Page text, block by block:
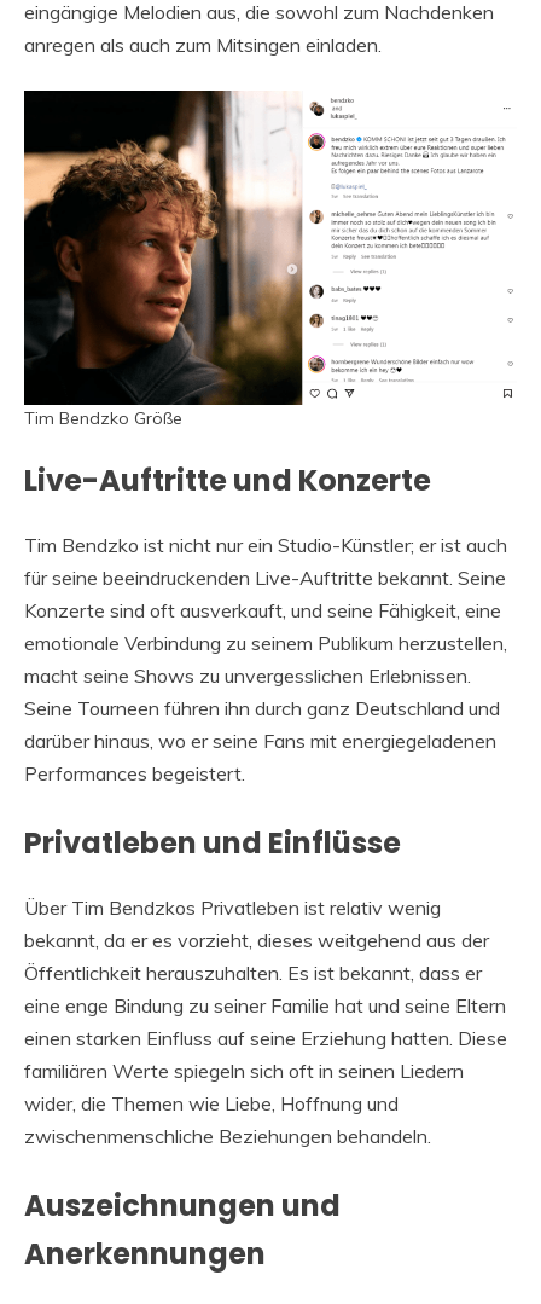
eingängige Melodien aus, die sowohl zum Nachdenken
anregen als auch zum Mitsingen einladen.
Tim Bendzko Größe
Live-Auftritte und Konzerte
Tim Bendzko ist nicht nur ein Studio-Künstler; er ist auch
für seine beeindruckenden Live-Auftritte bekannt. Seine
Konzerte sind oft ausverkauft, und seine Fähigkeit, eine
emotionale Verbindung zu seinem Publikum herzustellen,
macht seine Shows zu unvergesslichen Erlebnissen.
Seine Tourneen führen ihn durch ganz Deutschland und
darüber hinaus, wo er seine Fans mit energiegeladenen
Performances begeistert.
Privatleben und Einflüsse
Über Tim Bendzkos Privatleben ist relativ wenig
bekannt, da er es vorzieht, dieses weitgehend aus der
Öffentlichkeit herauszuhalten. Es ist bekannt, dass er
eine enge Bindung zu seiner Familie hat und seine Eltern
einen starken Einfluss auf seine Erziehung hatten. Diese
familiären Werte spiegeln sich oft in seinen Liedern
wider, die Themen wie Liebe, Hoffnung und
zwischenmenschliche Beziehungen behandeln.
Auszeichnungen und
Anerkennungen